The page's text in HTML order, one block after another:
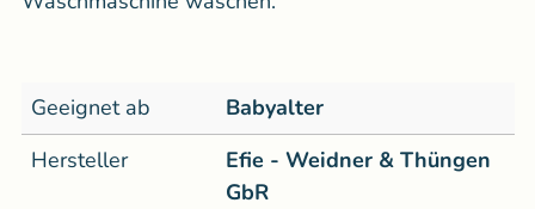
Geeignet ab
Babyalter
Hersteller
Efie - Weidner & Thüngen
GbR